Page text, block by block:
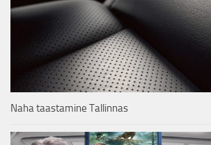
Naha taastamine Tallinnas